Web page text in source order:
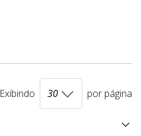
Exibindo por página